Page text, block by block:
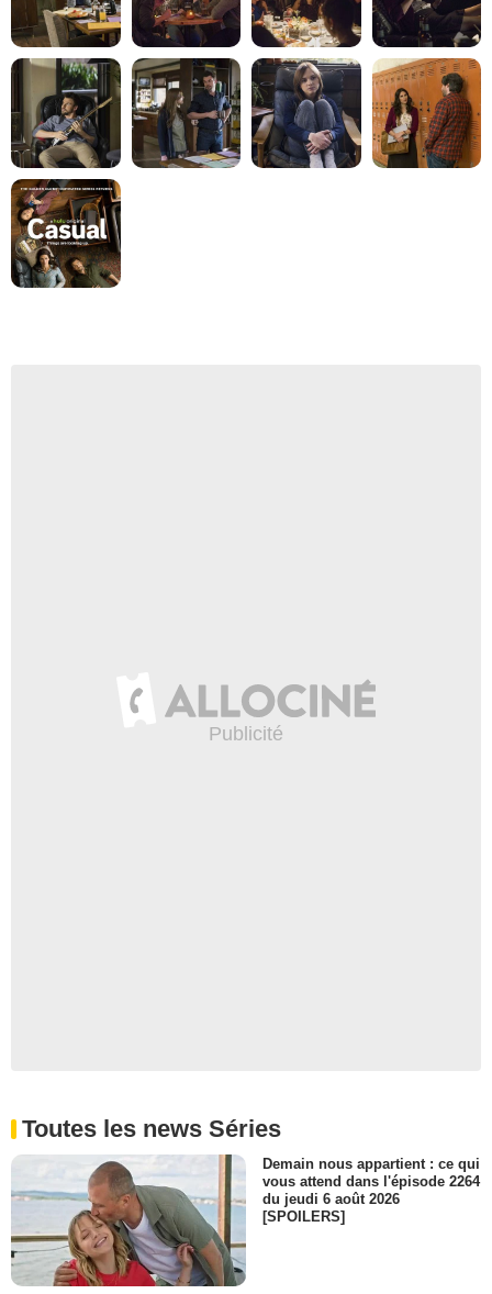
Toutes les news Séries
Demain nous appartient : ce qui
vous attend dans l'épisode 2264
du jeudi 6 août 2026
[SPOILERS]